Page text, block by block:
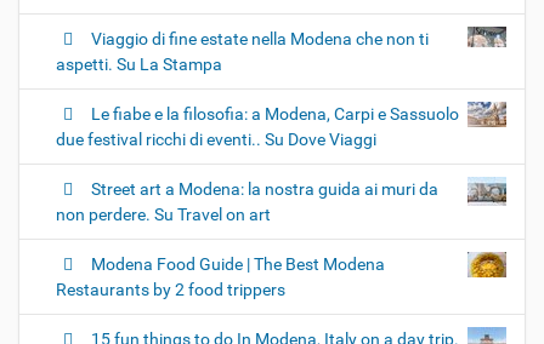
Viaggio di fine estate nella Modena che non ti
aspetti. Su La Stampa
Le fiabe e la filosofia: a Modena, Carpi e Sassuolo
due festival ricchi di eventi.. Su Dove Viaggi
Street art a Modena: la nostra guida ai muri da
non perdere. Su Travel on art
Modena Food Guide | The Best Modena
Restaurants by 2 food trippers
15 fun things to do In Modena, Italy on a day trip.